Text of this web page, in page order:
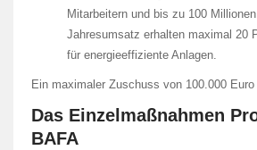
Mitarbeitern und bis zu 100
Jahresumsatz erhalten maximal 20
für energieeffiziente Anlagen.
Ein maximaler Zuschuss von 100.000
Das Einzelmaßnahmen
BAFA